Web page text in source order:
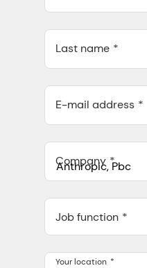
Last name
E-mail address
Company
548 Market St Pmb
Job function
Your location